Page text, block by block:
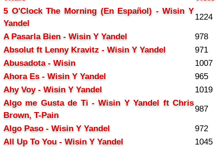
5 O'Clock The Morning (En Español) - Wisin Y
Yandel
1224
A Pasarla Bien - Wisin Y Yandel
978
Absolut ft Lenny Kravitz - Wisin Y Yandel
971
Abusadota - Wisin
1007
Ahora Es - Wisin Y Yandel
965
Ahy Voy - Wisin Y Yandel
1019
Algo me Gusta de Ti - Wisin Y Yandel ft Chris
Brown, T-Pain
987
Algo Paso - Wisin Y Yandel
972
All Up To You - Wisin Y Yandel
1045